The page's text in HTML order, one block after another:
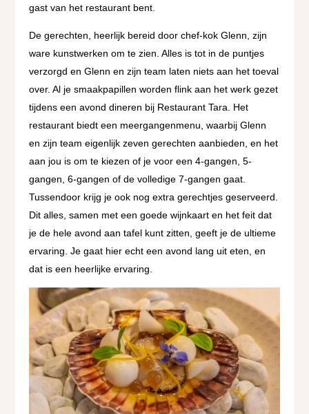
gast van het restaurant bent.
De gerechten, heerlijk bereid door chef-kok Glenn, zijn
ware kunstwerken om te zien. Alles is tot in de puntjes
verzorgd en Glenn en zijn team laten niets aan het toeval
over. Al je smaakpapillen worden flink aan het werk gezet
tijdens een avond dineren bij Restaurant Tara. Het
restaurant biedt een meergangenmenu, waarbij Glenn
en zijn team eigenlijk zeven gerechten aanbieden, en het
aan jou is om te kiezen of je voor een 4-gangen, 5-
gangen, 6-gangen of de volledige 7-gangen gaat.
Tussendoor krijg je ook nog extra gerechtjes geserveerd.
Dit alles, samen met een goede wijnkaart en het feit dat
je de hele avond aan tafel kunt zitten, geeft je de ultieme
ervaring. Je gaat hier echt een avond lang uit eten, en
dat is een heerlijke ervaring.